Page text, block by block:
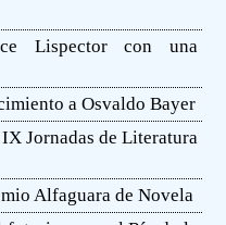
Lispector con una
a Osvaldo Bayer
Jornadas de Literatura
Alfaguara de Novela